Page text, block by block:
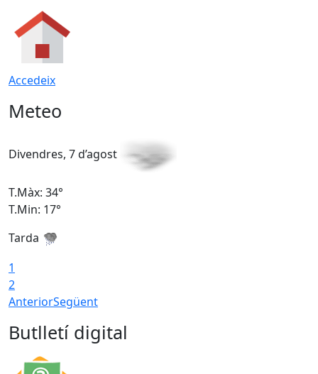
Accedeix
Meteo
Divendres, 7 d’agost
T.Màx: 34°
T.Min: 17°
Tarda
1
2
AnteriorSegüent
Butlletí digital